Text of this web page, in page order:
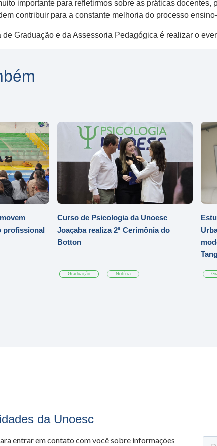
importante para refletirmos sobre as práticas
contribuir para a constante melhoria do processo
Graduação e da Assessoria Pedagógica é realizar o
profissional
Curso de Psicologia da Unoesc
Joaçaba realiza 2ª Cerimônia do
Botton
Graduação Notícia
da Unoesc
entrar em contato com você sobre informações